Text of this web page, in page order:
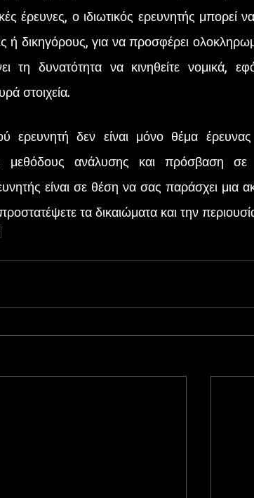
έρευνες, ο ιδιωτικός ερευνητής μπορεί
ή δικηγόρους, για να προσφέρει
τη δυνατότητα να κινηθείτε νομικά,
στοιχεία.
μεθόδους ανάλυσης και πρόσβαση σε
είναι σε θέση να σας παράσχει μια
τα δικαιώματα και την